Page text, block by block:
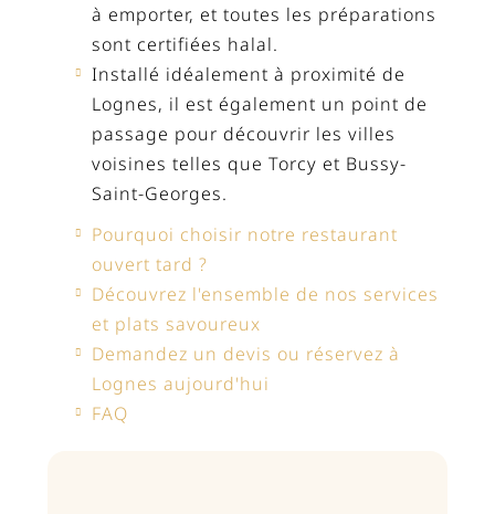
à emporter, et toutes les préparations
sont certifiées halal.
Installé idéalement à proximité de
Lognes, il est également un point de
passage pour découvrir les villes
voisines telles que Torcy et Bussy-
Saint-Georges.
Pourquoi choisir notre restaurant
ouvert tard ?
Découvrez l'ensemble de nos services
et plats savoureux
Demandez un devis ou réservez à
Lognes aujourd'hui
FAQ